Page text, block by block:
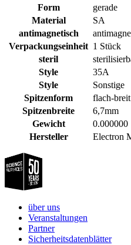
Form
gerade
Material
SA
antimagnetisch
Verpackungseinheit 1 Stück
steril
Style
35A
Style
Sonstige
Spitzenform
flach-breit
Spitzenbreite
6,7mm
Gewicht
0.000000
Hersteller
Electron
über uns
Veranstaltungen
Partner
Sicherheitsdatenblätter